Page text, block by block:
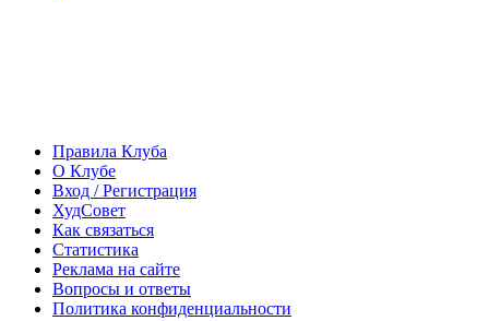
Правила Клуба
О Клубе
Вход / Регистрация
ХудСовет
Как связаться
Статистика
Реклама на сайте
Вопросы и ответы
Политика конфиденциальности